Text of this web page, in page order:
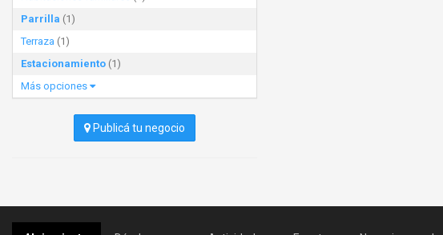
Parrilla (1)
Terraza (1)
Estacionamiento (1)
Más opciones
Publicá tu negocio